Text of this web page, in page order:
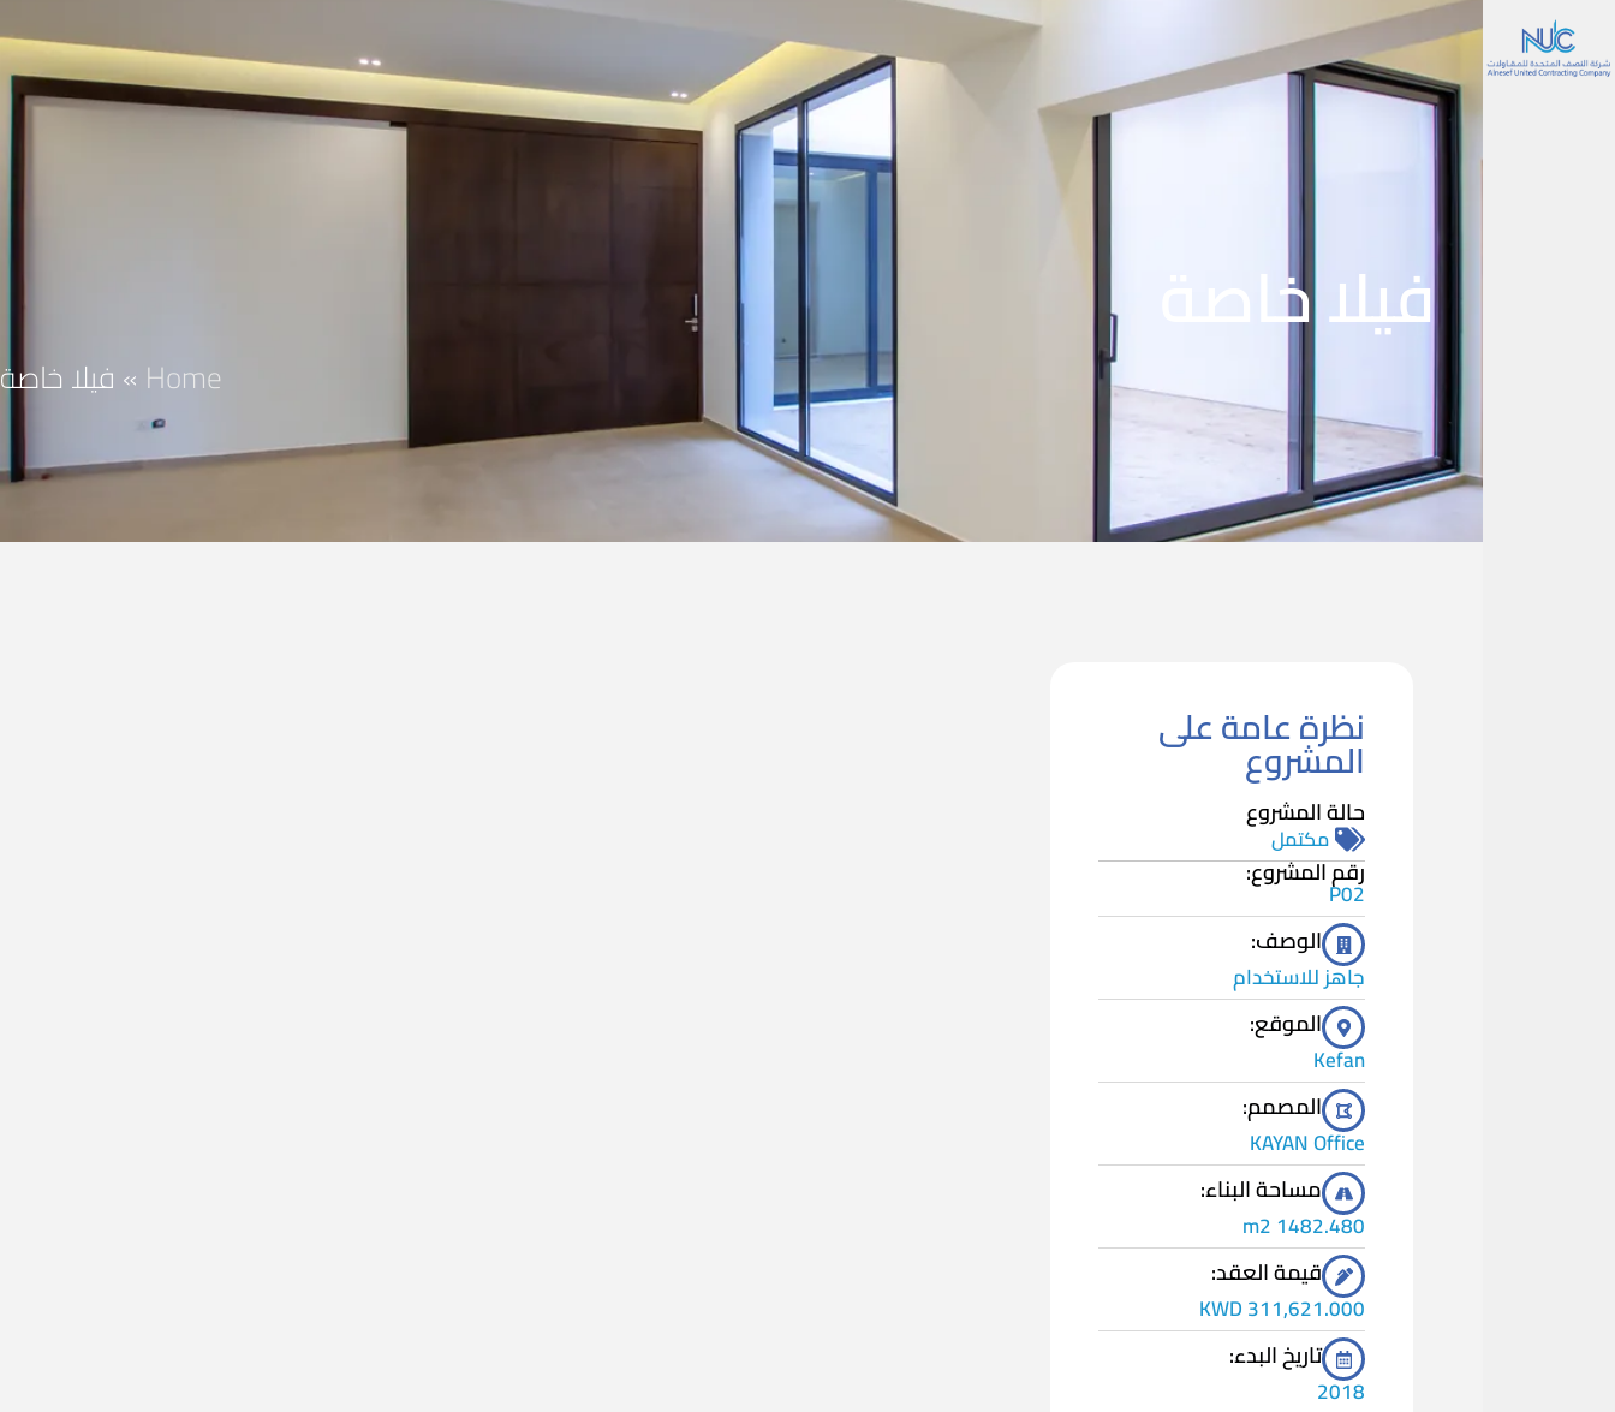
فيلا خاصة
Home
»فيلا خاصة
نظرة عامة على
المشروع
حالة المشروع
مكتمل
رقم المشروع:
P02
الوصف:
جاهز للاستخدام
الموقع:
Kefan
المصمم:
KAYAN Office
مساحة البناء:
1482.480 m2
قيمة العقد:
311,621.000 KWD
تاريخ البدء:
2018